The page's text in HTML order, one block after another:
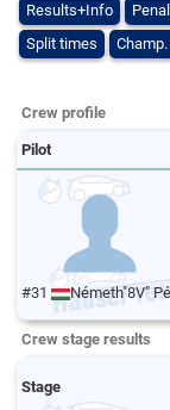
Results+Info
Split times
Crew profile
Pilot
#31 Németh"8V"
Crew stage results
Stage